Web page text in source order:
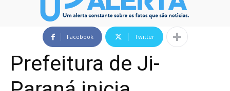
Facebook Twitter
Prefeitura de Ji-